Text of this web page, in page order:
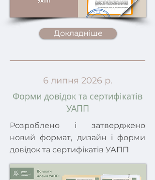
Докладніше
6 липня 2026 р.
Форми довідок та сертифікатів
УАПП
Розроблено і затверджено
новий формат, дизайн і форми
довідок та сертифікатів УАПП